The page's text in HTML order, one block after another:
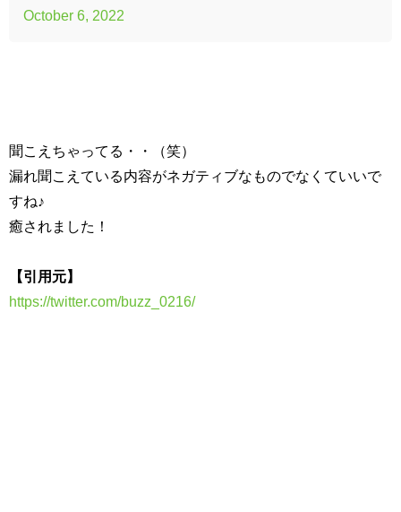
October 6, 2022
聞こえちゃってる・・（笑）
漏れ聞こえている内容がネガティブなものでなくていいで
すね♪
癒されました！
【引用元】
https://twitter.com/buzz_0216/